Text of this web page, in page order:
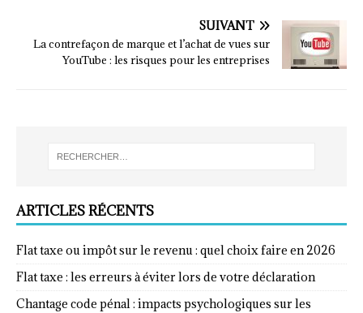
SUIVANT
La contrefaçon de marque et l’achat de vues sur
YouTube : les risques pour les entreprises
ARTICLES RÉCENTS
Flat taxe ou impôt sur le revenu : quel choix faire en 2026
Flat taxe : les erreurs à éviter lors de votre déclaration
Chantage code pénal : impacts psychologiques sur les